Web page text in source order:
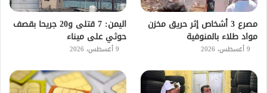
مصرع 3 أشخاص إثر حريق مخزن
مواد طلاء بالمنوفية
9 أغسطس، 2026
اليمن: 7 قتلى و20 جريحا بقصف
حوثي على ميناء
9 أغسطس، 2026